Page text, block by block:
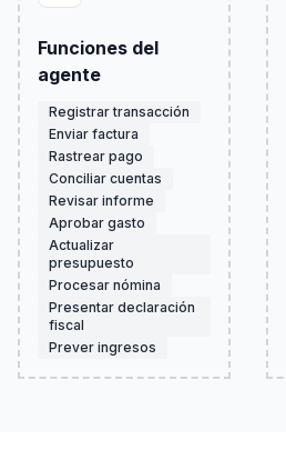
Funciones del
agente
Registrar transacción
Enviar factura
Rastrear pago
Conciliar cuentas
Revisar informe
Aprobar gasto
Actualizar
presupuesto
Procesar nómina
Presentar declaración
fiscal
Prever ingresos